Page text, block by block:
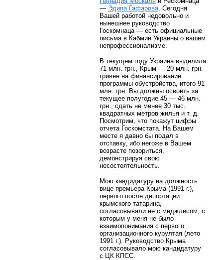
— Эдипа Гафарова . Сегодня
Вашей работой недовольно и
нынешнее руководство
Госкомнаца — есть официальные
письма в Кабмин Украины о вашем
непрофессионализме.
В текущем году Украина выделила
71 млн. грн., Крым — 20 млн. грн.
гривен на финансирование
программы обустройства, итого 91
млн. грн. Вы должны освоить за
текущее полугодие 45 — 46 млн.
грн., сдать не менее 30 тыс.
квадратных метров жилья и т. д.
Посмотрим, что покажут цифры
отчета Госкомстата. На Вашем
месте я давно бы подал в
отставку, ибо негоже в Вашем
возрасте позориться,
демонстрируя свою
несостоятельность.
Мою кандидатуру на должность
вице-премьера Крыма (1991 г.),
первого после депортации
крымского татарина,
согласовывали не с меджлисом, с
которым у меня не было
взаимопонимания с первого
организационного курултая (лето
1991 г.). Руководство Крыма
согласовывало мою кандидатуру
с ЦК КПСС.